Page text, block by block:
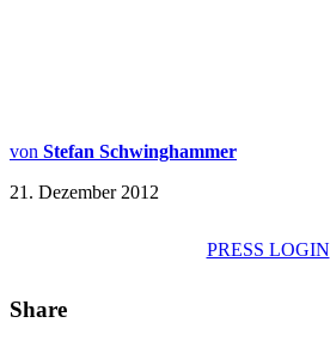
von Stefan Schwinghammer
21. Dezember 2012
PRESS LOGIN
Share